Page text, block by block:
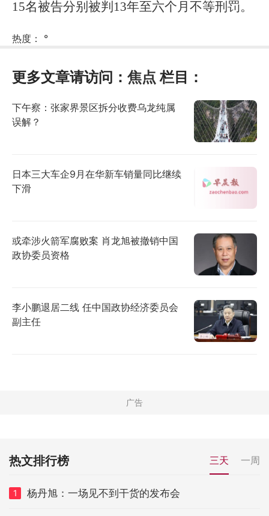
15名被告分别被判13年至六个月不等刑罚。
热度： °
更多文章请访问： 焦点 栏目：
下午察：张家界景区拆分收费乌龙纯属
误解？
日本三大车企9月在华新车销量同比继续
下滑
或牵涉火箭军腐败案 肖龙旭被撤销中国
政协委员资格
李小鹏退居二线 任中国政协经济委员会
副主任
热文排行榜 三天 一周
1 杨丹旭：一场见不到干货的发布会